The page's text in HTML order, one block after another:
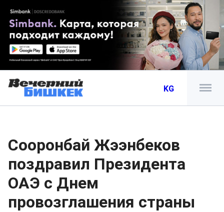
KG
Сооронбай Жээнбеков
поздравил Президента
ОАЭ с Днем
провозглашения страны